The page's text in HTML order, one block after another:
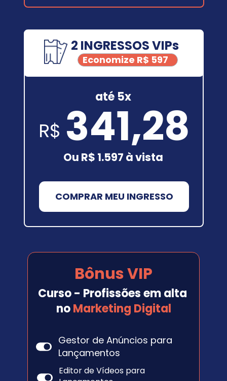
2 INGRESSOS VIPs
Economize R$ 597
até 5x
341,28
R$
Ou R$ 1.597 à vista
COMPRAR MEU INGRESSO
Bônus VIP
Curso - Profissões em alta
no Marketing Digital
Gestor de Anúncios para
Lançamentos
Editor de Vídeos para